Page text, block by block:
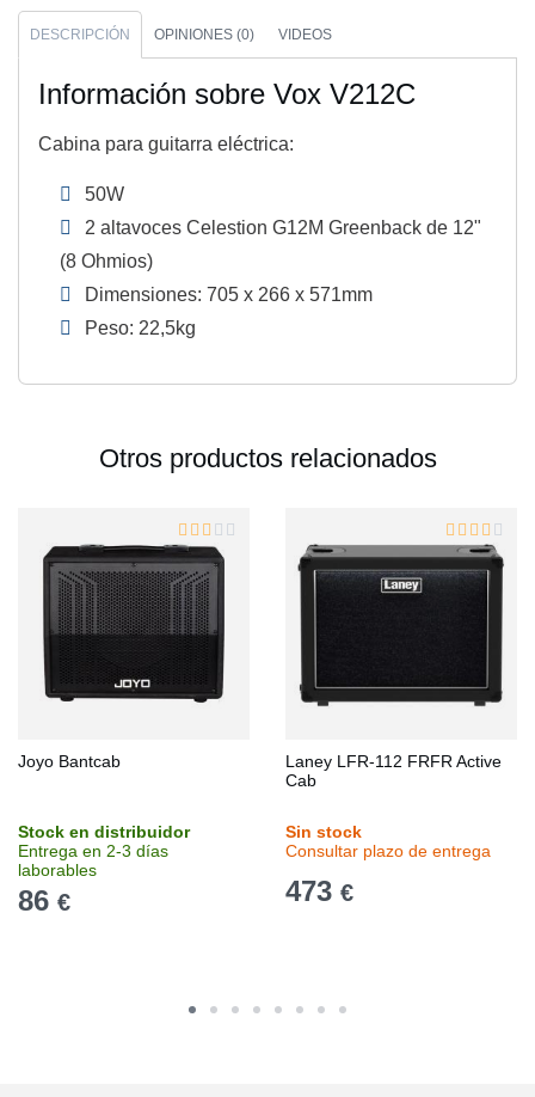
DESCRIPCIÓN OPINIONES (0) VIDEOS
Información sobre Vox V212C
Cabina para guitarra eléctrica:
50W
2 altavoces Celestion G12M Greenback de 12"
(8 Ohmios)
Dimensiones: 705 x 266 x 571mm
Peso: 22,5kg
Otros productos relacionados
Joyo Bantcab
Stock en distribuidor
Entrega en 2-3 días
laborables
86 €
Laney LFR-112 FRFR Active
Cab
Sin stock
Consultar plazo de entrega
473 €